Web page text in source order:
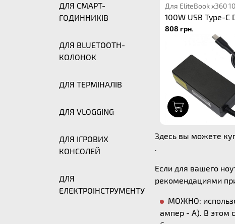
ДЛЯ СМАРТ-
ГОДИННИКІВ
ДЛЯ BLUETOOTH-
КОЛОНОК
ДЛЯ ТЕРМІНАЛІВ
ДЛЯ VLOGGING
ДЛЯ ІГРОВИХ
КОНСОЛЕЙ
ДЛЯ
ЕЛЕКТРОІНСТРУМЕНТУ
Для EliteBook x360
100W USB Type-C
808 грн.
Здесь вы можете
.
Если для вашего
рекомендациями
МОЖНО:
ампер - А). В этом